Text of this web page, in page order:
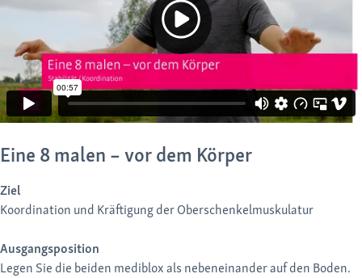
Eine 8 malen – vor dem Körper
Ziel
Koordination und Kräftigung der Oberschenkelmuskulatur
Ausgangsposition
Legen Sie die beiden mediblox als nebeneinander auf den Boden.